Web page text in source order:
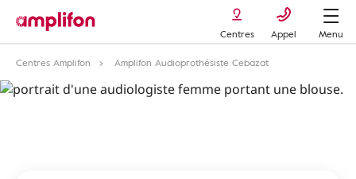
Centres Appel
Menu
Centres Amplifon
Amplifon Audioprothésiste Cebazat